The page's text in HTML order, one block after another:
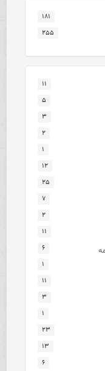
۱۸۱
۲۵۵
۱۱
۵
۳
۲
۱
۱۲
۲۵
۷
۲
۱۱
۶
۱
۱۱
۳
۱
۲۳
۱۳
۶